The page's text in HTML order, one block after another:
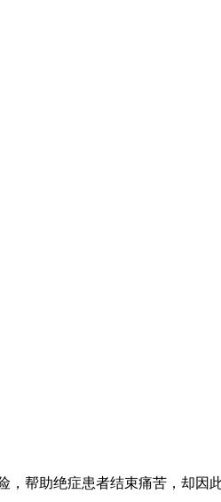
帮助绝症患者结束痛苦，却因